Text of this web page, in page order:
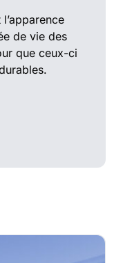
de vie des
que ceux-ci